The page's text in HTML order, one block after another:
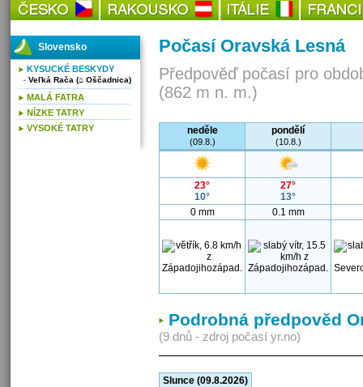
Počasí Oravská Lesná
Předpověď počasí pro
(862 m n. m.)
neděle
(09.8.)
pondělí
(10.8.)
23°
10°
27°
13°
0 mm
0.1 mm
Podrobná předpověd
(9 dnů - zdroj počasí yr.no)
Slunce (09.8.2026)
Slovensko
KYSUCKÉ BESKYDY
Veľká Rača (⌂ Oščadnica)
MALÁ FATRA
NÍZKE TATRY
VYSOKÉ TATRY